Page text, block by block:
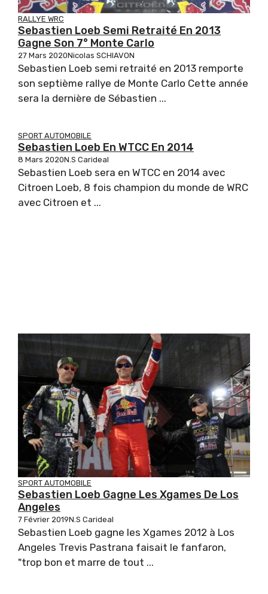
RALLYE WRC
Sebastien Loeb Semi Retraité En 2013
Gagne Son 7° Monte Carlo
27 Mars 2020Nicolas SCHIAVON
Sebastien Loeb semi retraité en 2013 remporte
son septième rallye de Monte Carlo Cette année
sera la dernière de Sébastien ...
SPORT AUTOMOBILE
Sebastien Loeb En WTCC En 2014
8 Mars 2020N.S Carideal
Sebastien Loeb sera en WTCC en 2014 avec
Citroen Loeb, 8 fois champion du monde de WRC
avec Citroen et ...
SPORT AUTOMOBILE
Sebastien Loeb Gagne Les Xgames De Los
Angeles
7 Février 2019N.S Carideal
Sebastien Loeb gagne les Xgames 2012 à Los
Angeles Trevis Pastrana faisait le fanfaron,
"trop bon et marre de tout ...